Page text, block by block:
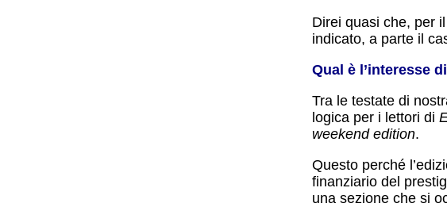
Direi quasi che, per
indicato, a parte il
Qual è l’interesse
Tra le testate di
logica per i lettori di
weekend edition.
Questo perché
finanziario del
una sezione che si